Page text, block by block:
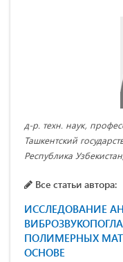
д-р. техн. наук,
Ташкентский
Республика
Все статьи автора:
ИССЛЕДОВАНИЕ
ПОЛИМЕРНЫХ
ОСНОВЕ